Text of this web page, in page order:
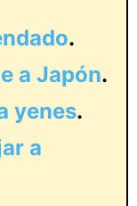
.
a Japón.
yenes.
a